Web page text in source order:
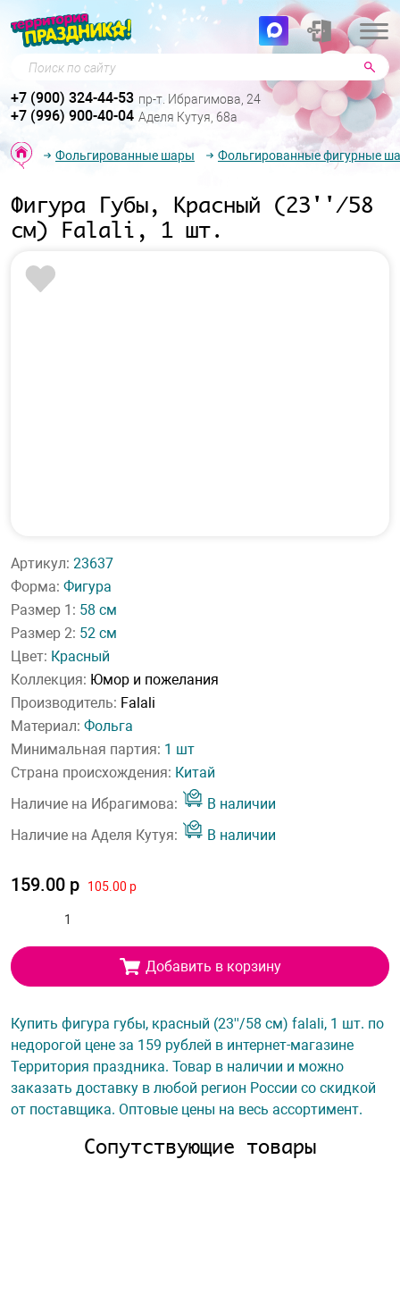
Поиск по сайту
+7 (900) 324-44-53 пр-т. Ибрагимова, 24
+7 (996) 900-40-04 Аделя Кутуя, 68а
Фольгированные шары Фольгированные фигурные
Фигура Губы, Красный (23''/58
см) Falali, 1 шт.
Артикул: 23637
Форма: Фигура
Размер 1: 58 см
Размер 2: 52 см
Цвет: Красный
Коллекция: Юмор и пожелания
Производитель: Falali
Материал: Фольга
Минимальная партия: 1 шт
Страна происхождения: Китай
Наличие на Ибрагимова:
В наличии
Наличие на Аделя Кутуя:
В наличии
159.00 р 105.00 р
Добавить в корзину
Купить фигура губы, красный (23''/58 см) falali, 1 шт. по
недорогой цене за 159 рублей в интернет-магазине
Территория праздника. Товар в наличии и можно
заказать доставку в любой регион России со скидкой
от поставщика. Оптовые цены на весь ассортимент.
Сопутствующие товары